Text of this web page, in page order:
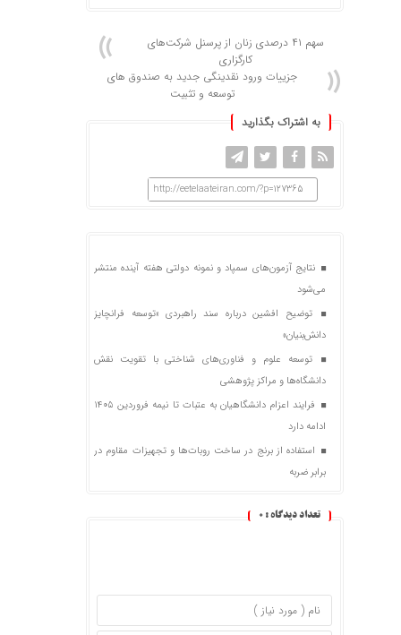
سهم ۴۱ درصدی زنان از پرسنل شرکت‌های
کارگزاری
جزییات ورود نقدینگی جدید به صندوق های
توسعه و تثبیت
به اشتراک بگذارید
http://eetelaateiran.com/?p=127365
نتایج آزمون‌های سمپاد و نمونه دولتی هفته آینده منتشر
می‌شود
توضیح افشین درباره سند راهبردی «توسعه فرانچایز
دانش‌بنیان»
توسعه علوم و فناوری‌های شناختی با تقویت نقش
دانشگاه‌ها و مراکز پژوهشی
فرایند اعزام دانشگاهیان به عتبات تا نیمه فروردین ۱۴۰۵
ادامه دارد
استفاده از برنج در ساخت روبات‌ها و تجهیزات مقاوم در
برابر ضربه
تعداد دیدگاه : 0